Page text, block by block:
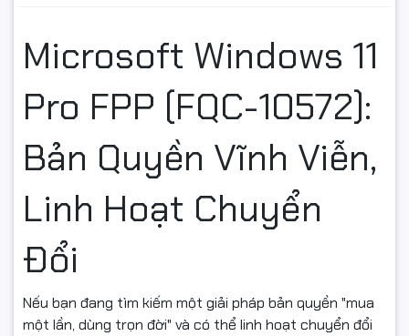
Microsoft Windows 11
Pro FPP (FQC-10572):
Bản Quyền Vĩnh Viễn,
Linh Hoạt Chuyển
Đổi
Nếu bạn đang tìm kiếm một giải pháp bản quyền "mua
một lần, dùng trọn đời" và có thể linh hoạt chuyển đổi